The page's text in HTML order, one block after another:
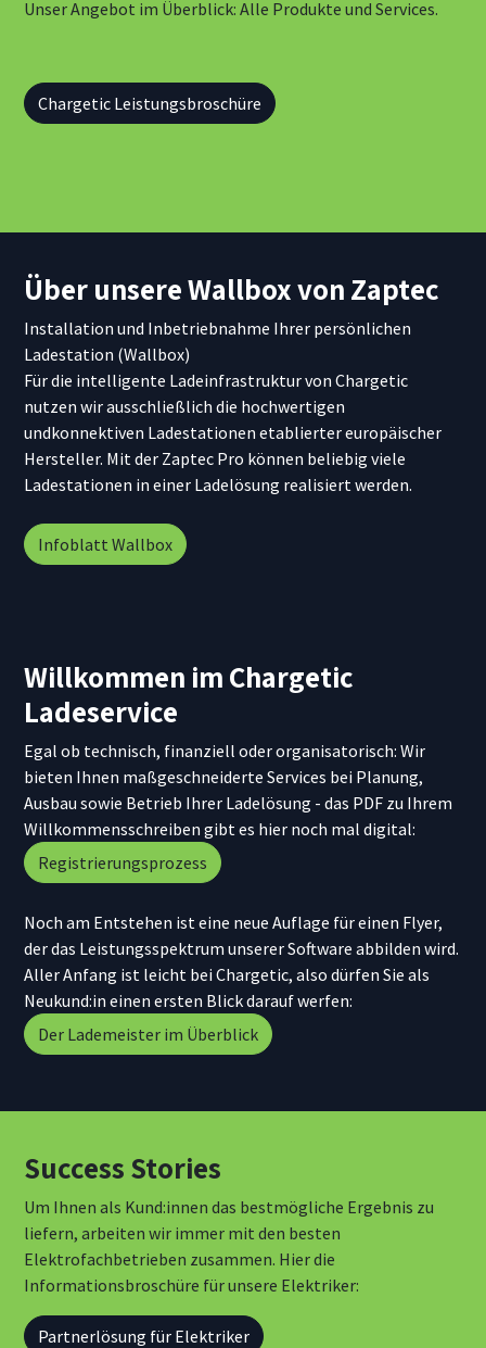
Unser Angebot im Überblick: Alle Produkte und Services.
Chargetic Leistungsbroschüre
Über unsere Wallbox von Zaptec
Installation und Inbetriebnahme Ihrer persönlichen
Ladestation (Wallbox)
Für die intelligente Ladeinfrastruktur von Chargetic
nutzen wir ausschließlich die hochwertigen
undkonnektiven Ladestationen etablierter europäischer
Hersteller. Mit der Zaptec Pro können beliebig viele
Ladestationen in einer Ladelösung realisiert werden.
Infoblatt Wallbox
Willkommen im Chargetic
Ladeservice
Egal ob technisch, finanziell oder organisatorisch: Wir
bieten Ihnen maßgeschneiderte Services bei Planung,
Ausbau sowie Betrieb Ihrer Ladelösung - das PDF zu Ihrem
Willkommensschreiben gibt es hier noch mal digital:
Registrierungsprozess
Noch am Entstehen ist eine neue Auflage für einen Flyer,
der das Leistungsspektrum unserer Software abbilden wird.
Aller Anfang ist leicht bei Chargetic, also dürfen Sie als
Neukund:in einen ersten Blick darauf werfen:
Der Lademeister im Überblick
Success Stories
Um Ihnen als Kund:innen das bestmögliche Ergebnis zu
liefern, arbeiten wir immer mit den besten
Elektrofachbetrieben zusammen. Hier die
Informationsbroschüre für unsere Elektriker:
Partnerlösung für Elektriker